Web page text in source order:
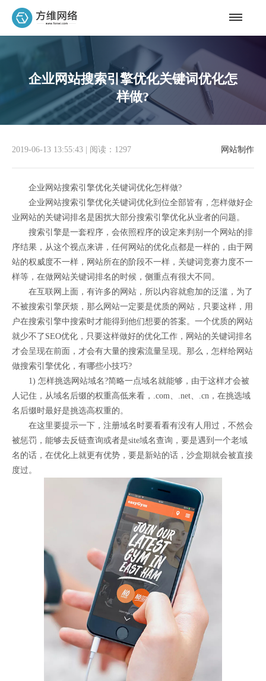
企业网站搜索引擎优化关键词优化怎
样做?
网站制作
2019-06-13 13:55:43 阅读：1297
企业网站搜索引擎优化关键词优化怎样做?
企业网站搜索引擎优化关键词优化到位全部皆有，怎样做好企
业网站的关键词排名是困扰大部分搜索引擎优化从业者的问题。
搜索引擎是一套程序，会依照程序的设定来判别一个网站的排
序结果，从这个视点来讲，任何网站的优化点都是一样的，由于网
站的权威度不一样，网站所在的阶段不一样，关键词竞赛力度不一
样等，在做网站关键词排名的时候，侧重点有很大不同。
在互联网上面，有许多的网站，所以内容就愈加的泛滥，为了
不被搜索引擎厌烦，那么网站一定要是优质的网站，只要这样，用
户在搜索引擎中搜索时才能得到他们想要的答案。一个优质的网站
就少不了SEO优化，只要这样做好的优化工作，网站的关键词排名
才会呈现在前面，才会有大量的搜索流量呈现。那么，怎样给网站
做搜索引擎优化，有哪些小技巧?
1) 怎样挑选网站域名?简略一点域名就能够，由于这样才会被
人记住，从域名后缀的权重高低来看，.com、.net、.cn，在挑选域
名后缀时最好是挑选高权重的。
在这里要提示一下，注册域名时要看看有没有人用过，不然会
被惩罚，能够去反链查询或者是site域名查询，要是遇到一个老域
名的话，在优化上就更有优势，要是新站的话，沙盒期就会被直接
度过。